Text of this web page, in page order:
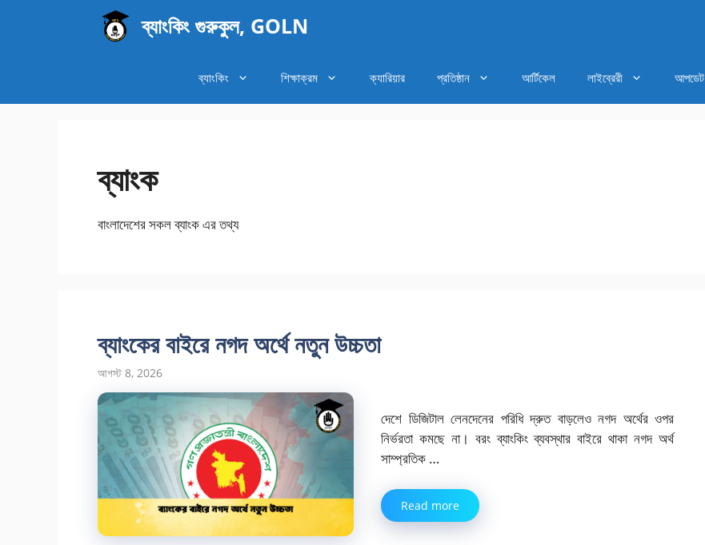
ব্যাংকিং গুরুকুল, GOLN
ব্যাংকিং শিক্ষাক্রম ক্যারিয়ার প্রতিষ্ঠান আর্টিকেল লাইব্রেরী আপডেট
ব্যাংক
বাংলাদেশের সকল ব্যাংক এর তথ্য
ব্যাংকের বাইরে নগদ অর্থে নতুন উচ্চতা
আগস্ট 8, 2026
দেশে ডিজিটাল লেনদেনের পরিধি দ্রুত বাড়লেও নগদ অর্থের ওপর
নির্ভরতা কমছে না। বরং ব্যাংকিং ব্যবস্থার বাইরে থাকা নগদ অর্থ
সাম্প্রতিক …
Read more